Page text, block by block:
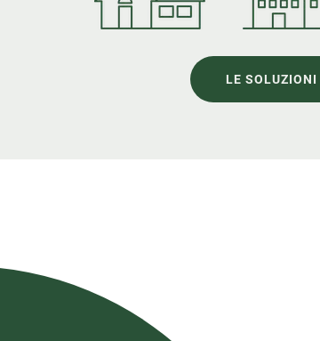
LE SOLUZIONI